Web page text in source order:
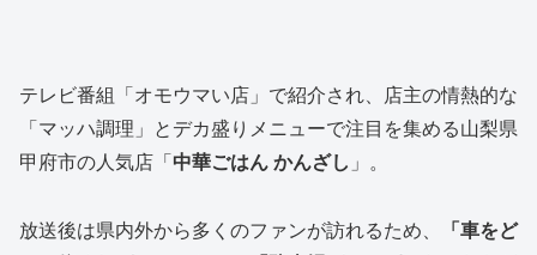
テレビ番組「オモウマい店」で紹介され、店主の情熱的な
「マッハ調理」とデカ盛りメニューで注目を集める山梨県
甲府市の人気店「 中華ごはん かんざし 」。
放送後は県内外から多くのファンが訪れるため、
「車をど